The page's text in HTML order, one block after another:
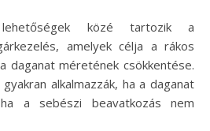
közé tartozik a
amelyek célja a rákos
daganat méretének csökkentése.
alkalmazzák, ha a daganat
a sebészi beavatkozás nem